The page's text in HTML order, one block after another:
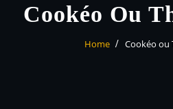
Cookéo Ou
Home Cookéo ou